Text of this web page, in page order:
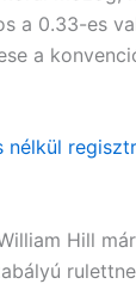
a 0.33-es
a
Hill